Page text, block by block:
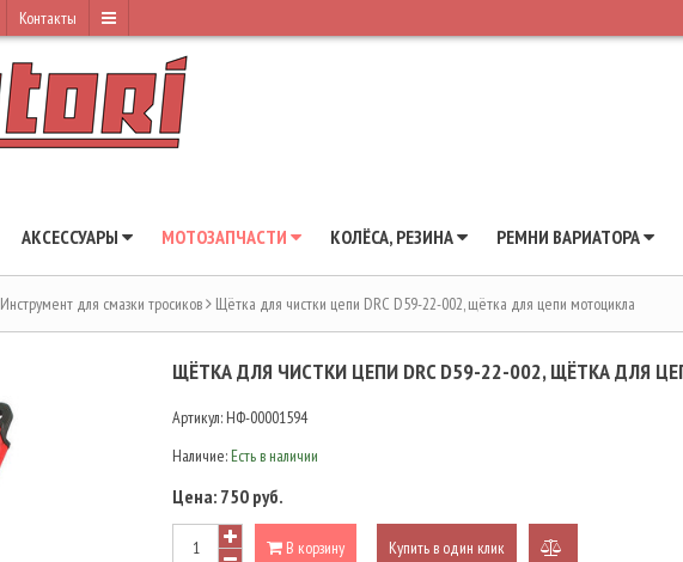
Контакты
АКСЕССУАРЫ МОТОЗАПЧАСТИ КОЛЁСА, РЕЗИНА РЕМНИ ВАРИАТОРА
Инструмент для смазки тросиков Щётка для чистки цепи DRC D59-22-002, щётка для цепи мотоцикла
ЩЁТКА ДЛЯ ЧИСТКИ ЦЕПИ DRC D59-22-002, ЩЁТКА ДЛЯ
Артикул: НФ-00001594
Наличие: Есть в наличии
Цена: 750 руб.
В корзину Купить в один клик